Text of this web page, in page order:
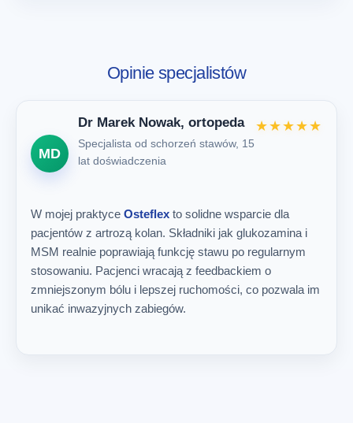
Opinie specjalistów
MD
Dr Marek Nowak, ortopeda
Specjalista od schorzeń stawów, 15
lat doświadczenia
★★★★★
W mojej praktyce Osteflex to solidne wsparcie dla
pacjentów z artrozą kolan. Składniki jak glukozamina i
MSM realnie poprawiają funkcję stawu po regularnym
stosowaniu. Pacjenci wracają z feedbackiem o
zmniejszonym bólu i lepszej ruchomości, co pozwala im
unikać inwazyjnych zabiegów.